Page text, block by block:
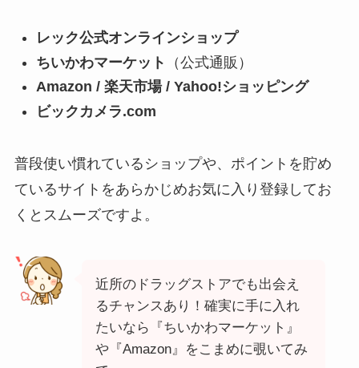
レック公式オンラインショップ
ちいかわマーケット
（公式通販）
Amazon / 楽天市場 / Yahoo!ショッピング
ビックカメラ.com
普段使い慣れているショップや、ポイントを貯め
ているサイトをあらかじめお気に入り登録してお
くとスムーズですよ。
近所のドラッグストアでも出会え
るチャンスあり！確実に手に入れ
たいなら『ちいかわマーケット』
や『Amazon』をこまめに覗いてみ